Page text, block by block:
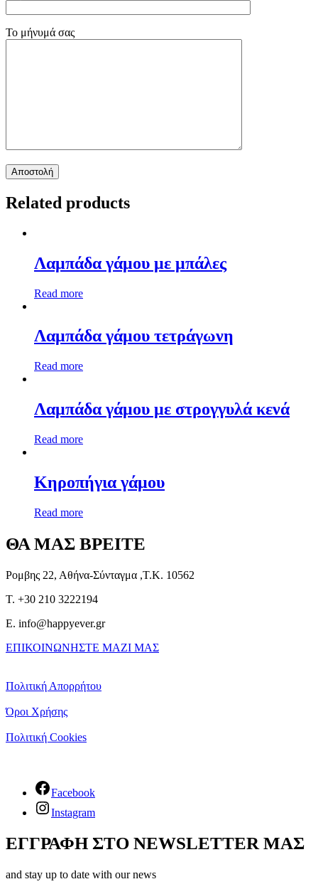
Το μήνυμά σας
Related products
Λαμπάδα γάμου με μπάλες
Read more
Λαμπάδα γάμου τετράγωνη
Read more
Λαμπάδα γάμου με στρογγυλά κενά
Read more
Κηροπήγια γάμου
Read more
ΘΑ ΜΑΣ ΒΡΕΙΤΕ
Ρομβης 22, Αθήνα-Σύνταγμα ,Τ.Κ. 10562
T. +30 210 3222194
E. info@happyever.gr
ΕΠΙΚΟΙΝΩΝΗΣΤΕ ΜΑΖΙ ΜΑΣ
Πολιτική Απορρήτου
Όροι Χρήσης
Πολιτική Cookies
Facebook
Instagram
ΕΓΓΡΑΦΗ ΣΤΟ NEWSLETTER ΜΑΣ
and stay up to date with our news